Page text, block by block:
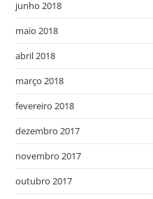
junho 2018
maio 2018
abril 2018
março 2018
fevereiro 2018
dezembro 2017
novembro 2017
outubro 2017